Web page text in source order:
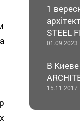
1
STEEL
01.09.2023
В Киеве
15.11.2017